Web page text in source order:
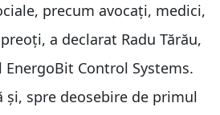
precum avocați, medici,
a declarat Radu Tărău,
Control Systems.
și, spre deosebire de primul